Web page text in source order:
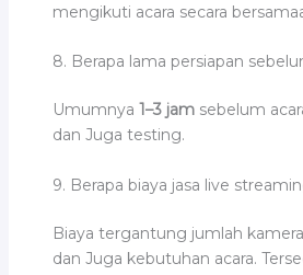
mengikuti acara secara
8. Berapa lama persiapan
Umumnya 1–3 jamsebelum
dan Juga testing.
9. Berapa biaya jasa live
Biaya tergantung jumlah
dan Juga kebutuhan acara.